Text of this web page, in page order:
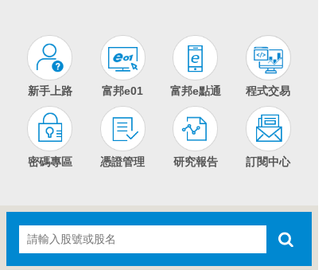
新手上路 富邦e01 富邦e點通 程式交易
密碼專區 憑證管理 研究報告 訂閱中心